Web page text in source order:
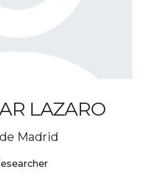
LAZARO
Madrid